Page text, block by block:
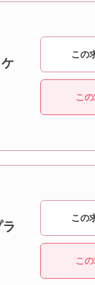
この
こ
この
こ